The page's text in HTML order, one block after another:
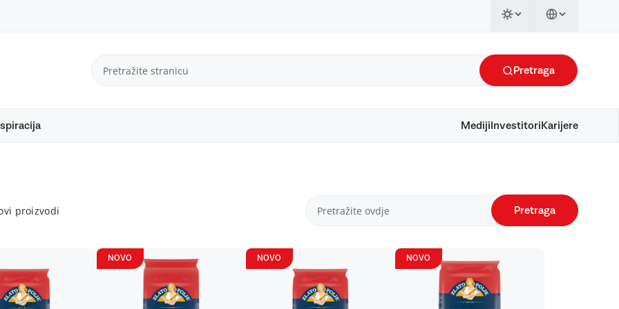
Pretraga
Mediji Investitori Karijere
proizvodi Pretraga
NOVO NOVO NOVO